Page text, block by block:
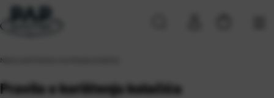
Naslovna
Pravila o korištenju kolačića